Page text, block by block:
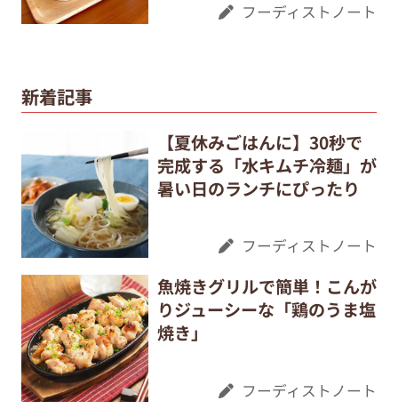
フーディストノート
新着記事
【夏休みごはんに】30秒で
完成する「水キムチ冷麺」が
暑い日のランチにぴったり
フーディストノート
魚焼きグリルで簡単！こんが
りジューシーな「鶏のうま塩
焼き」
フーディストノート